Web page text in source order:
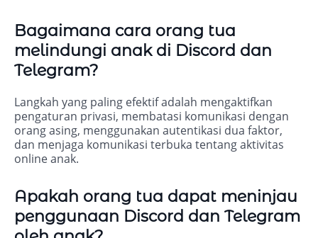
Bagaimana cara orang tua
melindungi anak di Discord dan
Telegram?
Langkah yang paling efektif adalah mengaktifkan
pengaturan privasi, membatasi komunikasi dengan
orang asing, menggunakan autentikasi dua faktor,
dan menjaga komunikasi terbuka tentang aktivitas
online anak.
Apakah orang tua dapat meninjau
penggunaan Discord dan Telegram